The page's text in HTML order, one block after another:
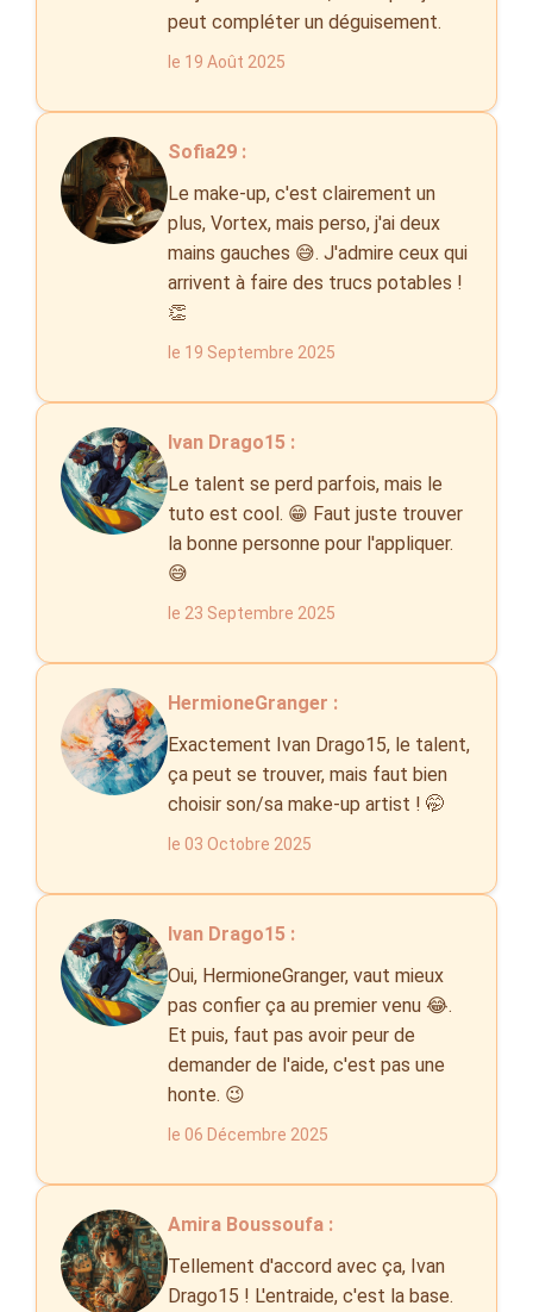
peut compléter un déguisement.
le 19 Août 2025
Sofia29 :
Le make-up, c'est clairement un
plus, Vortex, mais perso, j'ai deux
mains gauches 😅. J'admire ceux qui
arrivent à faire des trucs potables !
👏
le 19 Septembre 2025
Ivan Drago15 :
Le talent se perd parfois, mais le
tuto est cool. 😁 Faut juste trouver
la bonne personne pour l'appliquer.
😅
le 23 Septembre 2025
HermioneGranger :
Exactement Ivan Drago15, le talent,
ça peut se trouver, mais faut bien
choisir son/sa make-up artist ! 🤭
le 03 Octobre 2025
Ivan Drago15 :
Oui, HermioneGranger, vaut mieux
pas confier ça au premier venu 😂.
Et puis, faut pas avoir peur de
demander de l'aide, c'est pas une
honte. 😉
le 06 Décembre 2025
Amira Boussoufa :
Tellement d'accord avec ça, Ivan
Drago15 ! L'entraide, c'est la base.